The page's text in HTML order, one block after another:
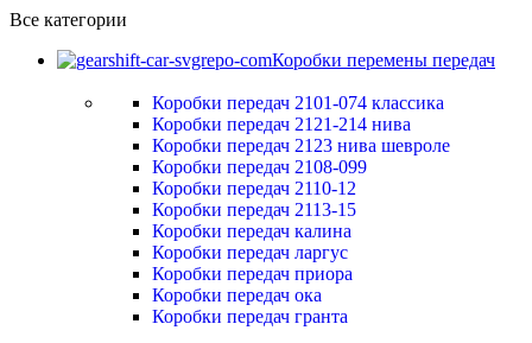
Все категории
Коробки перемены передач
Коробки передач 2101-074 классика
Коробки передач 2121-214 нива
Коробки передач 2123 нива шевроле
Коробки передач 2108-099
Коробки передач 2110-12
Коробки передач 2113-15
Коробки передач калина
Коробки передач ларгус
Коробки передач приора
Коробки передач ока
Коробки передач гранта